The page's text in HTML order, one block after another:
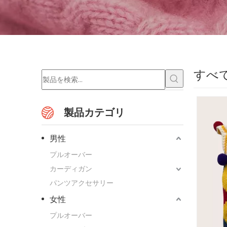
製品カテゴリ
男性
プルオーバー
カーディガン
パンツアクセサリー
女性
プルオーバー
すべ